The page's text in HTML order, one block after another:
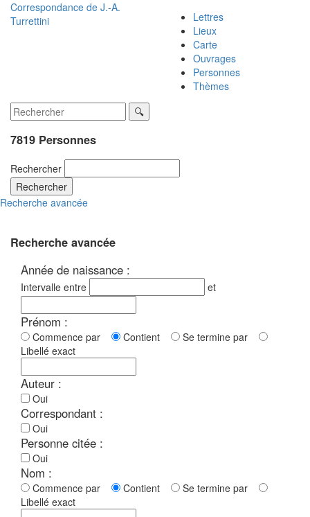
Correspondance de J.-A.
Turrettini
Lettres
Lieux
Carte
Ouvrages
Personnes
Thèmes
7819 Personnes
Rechercher
Rechercher
Recherche avancée
Recherche avancée
Année de naissance :
Intervalle entre et
Prénom :
Commence par Contient
Se termine par
Libellé exact
Auteur :
Oui
Correspondant :
Oui
Personne citée :
Oui
Nom :
Commence par Contient
Se termine par
Libellé exact